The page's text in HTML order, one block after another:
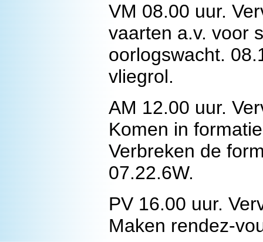
VM 08.00 uur.
vaarten a.v. voor
oorlogswacht.
vliegrol.
AM 12.00 uur.
Komen in
Verbreken de
07.22.6W.
PV 16.00 uur.
Maken rendez-